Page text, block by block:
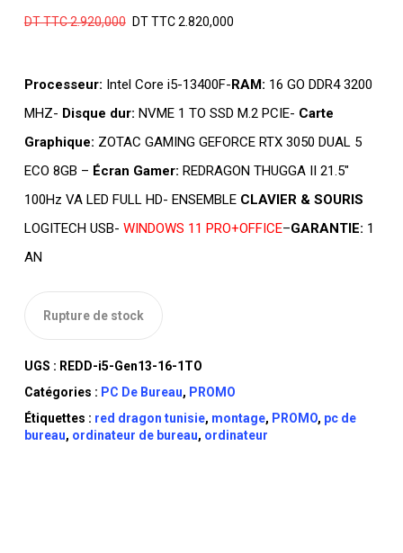
DT TTC2.920,000 Le
était :
DT
TTC 2.920,000.
DT TTC2.820,000Le
est :
DT
TTC
Processeur: Intel Core i5-13400F-RAM: 16 GO DDR4 3200
MHZ- Disque dur: NVME 1 TO SSD M.2 PCIE- Carte
Graphique: ZOTAC GAMING GEFORCE RTX 3050 DUAL 5
ECO 8GB – Écran Gamer: REDRAGON THUGGA II 21.5″
100Hz VA LED FULL HD- ENSEMBLE CLAVIER & SOURIS
LOGITECH USB- WINDOWS 11 PRO+OFFICE–GARANTIE: 1
AN
Rupture de stock
UGS : REDD-i5-Gen13-16-1TO
Catégories : PC De Bureau, PROMO
Étiquettes : red dragon tunisie, montage, PROMO, pc de
bureau, ordinateur de bureau, ordinateur